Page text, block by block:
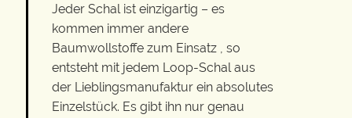
Jeder Schal ist einzigartig – es
kommen immer andere
Baumwollstoffe zum Einsatz , so
entsteht mit jedem Loop-Schal aus
der Lieblingsmanufaktur ein absolutes
Einzelstück. Es gibt ihn nur genau